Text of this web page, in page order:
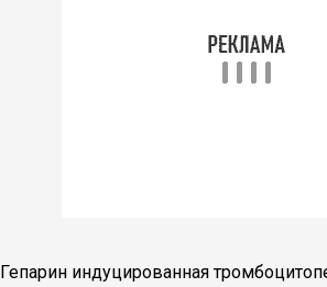
Гепарин индуцированная